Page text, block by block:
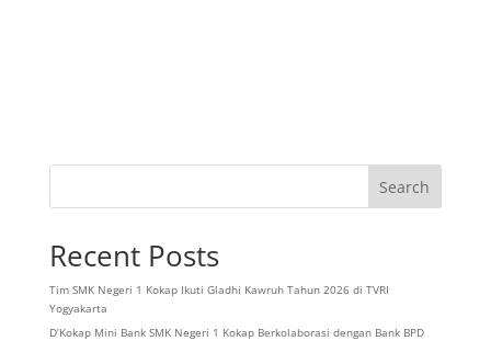
Search
Recent Posts
Tim SMK Negeri 1 Kokap Ikuti Gladhi Kawruh Tahun 2026 di TVRI
Yogyakarta
D’Kokap Mini Bank SMK Negeri 1 Kokap Berkolaborasi dengan Bank BPD